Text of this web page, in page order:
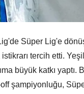
Süper Lig'e
istikrarı tercih etti.
büyük katkı
şampiyonluğu,